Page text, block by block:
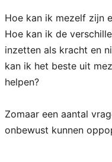
Hoe kan ik mezelf zijn
Hoe kan ik de
inzetten als kracht en
kan ik het beste uit
helpen?
Zomaar een aantal
onbewust kunnen